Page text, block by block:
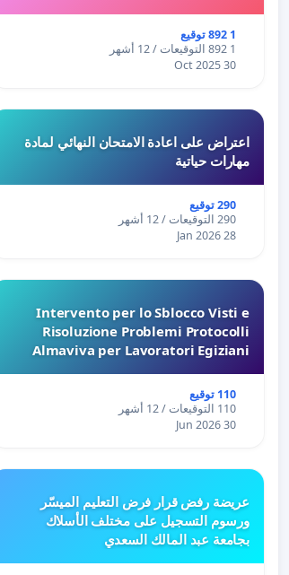
1 892 توقيع
1 892 التوقيعات / 12 أشهر
30 Oct 2025
اعتراض على اعادة الامتحان النهائي لمادة
مهارات حياتية
290 توقيع
290 التوقيعات / 12 أشهر
28 Jan 2026
Intervento per lo Sblocco Visti e
Risoluzione Problemi Protocolli
Almaviva per Lavoratori Egiziani
110 توقيع
110 التوقيعات / 12 أشهر
30 Jun 2026
عريضة رفض قرار فرض التعليم الميسّر
ورسوم التسجيل على مختلف الأسلاك
بجامعة عبد المالك السعدي